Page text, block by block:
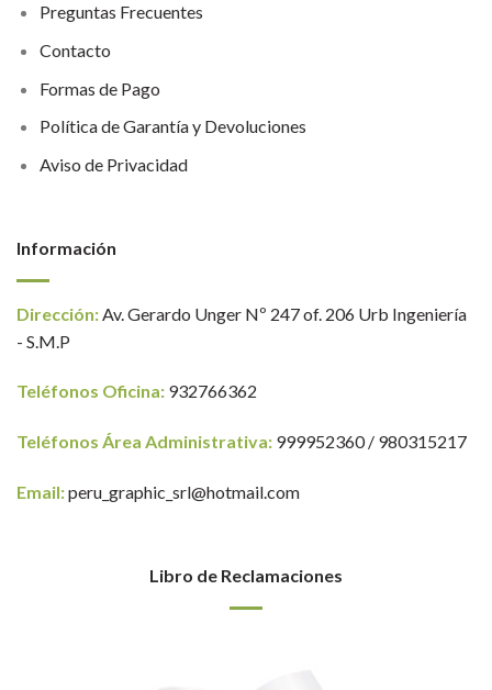
Preguntas Frecuentes
Contacto
Formas de Pago
Política de Garantía y Devoluciones
Aviso de Privacidad
Información
Dirección: Av. Gerardo Unger Nº 247 of. 206 Urb Ingeniería
- S.M.P
Teléfonos Oficina: 932766362
Teléfonos Área Administrativa: 999952360 / 980315217
Email:peru_graphic_srl@hotmail.com
Libro de Reclamaciones